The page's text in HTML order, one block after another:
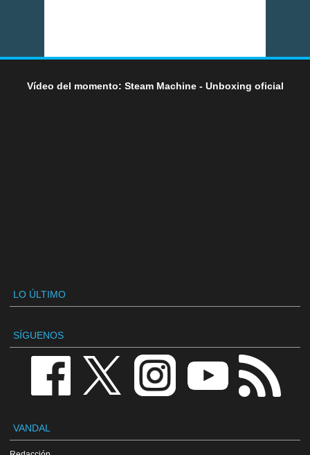
Vídeo del momento: Steam Machine - Unboxing oficial
LO ÚLTIMO
SÍGUENOS
VANDAL